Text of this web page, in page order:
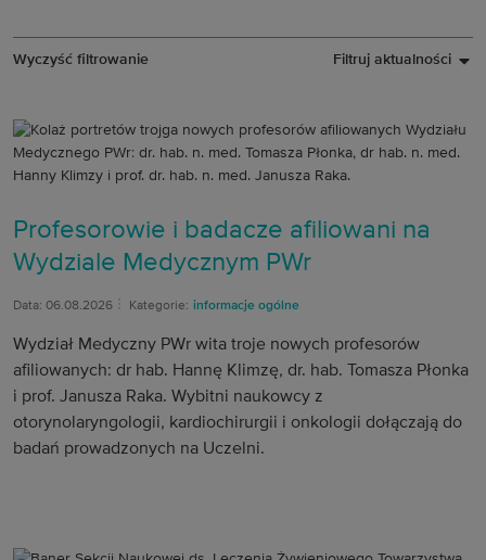
Wyczyść filtrowanie Filtruj aktualności
Profesorowie i badacze afiliowani na
Wydziale Medycznym PWr
Data: 06.08.2026 Kategorie: informacje ogólne
Wydział Medyczny PWr wita troje nowych profesorów
afiliowanych: dr hab. Hannę Klimzę, dr. hab. Tomasza Płonka
i prof. Janusza Raka. Wybitni naukowcy z
otorynolaryngologii, kardiochirurgii i onkologii dołączają do
badań prowadzonych na Uczelni.